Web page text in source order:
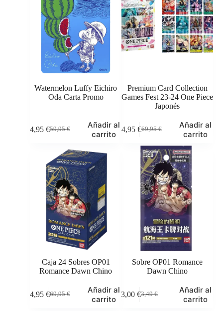
Watermelon Luffy Eichiro
Oda Carta Promo
59,95€
El
original
era:
59,95 €.
44,95 €El
actual
es:
44,95 €.
Añadir al
carrito
Premium Card Collection
Games Fest 23-24 One Piece
Japonés
69,95€
El
original
era:
69,95 €.
64,95 €El
actual
es:
64,95 €.
Añadir al
carrito
Caja 24 Sobres OP01
Romance Dawn Chino
69,95€
El
64,95 €El
Añadir al
carrito
Sobre OP01 Romance
Dawn Chino
3,49€
El
3,00 €El
Añadir al
carrito